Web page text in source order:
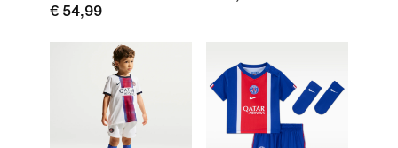
€ 54,99